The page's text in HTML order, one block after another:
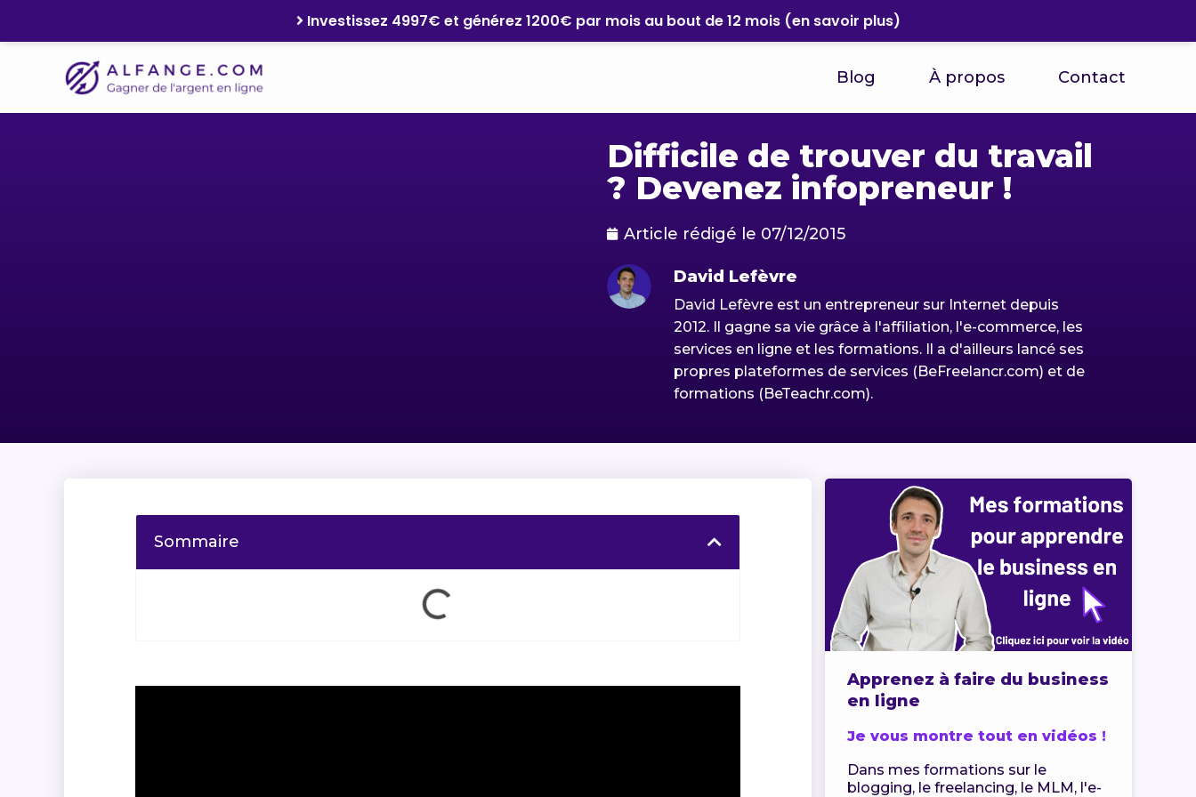
Investissez 4997€ et générez 1200€ par mois au bout de 12 mois (en savoir plus)
Blog À propos Contact
Difficile de trouver du travail
? Devenez infopreneur !
Article rédigé le 07/12/2015
David Lefèvre
David Lefèvre est un entrepreneur sur Internet depuis
2012. Il gagne sa vie grâce à l'affiliation, l'e-commerce, les
services en ligne et les formations. Il a d'ailleurs lancé ses
propres plateformes de services (BeFreelancr.com) et de
formations (BeTeachr.com).
Sommaire
Apprenez à faire du business
en ligne
Je vous montre tout en vidéos !
Dans mes formations sur le
blogging, le freelancing, le MLM, l'e-